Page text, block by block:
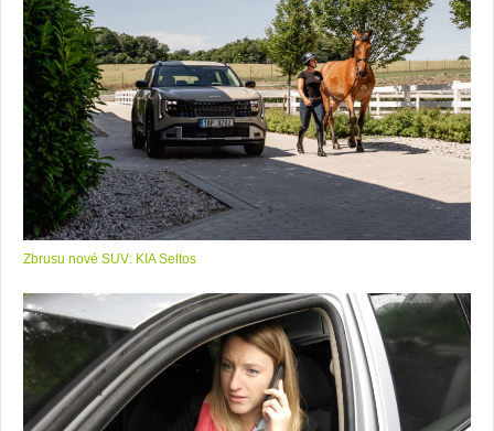
Zbrusu nové SUV: KIA Seltos